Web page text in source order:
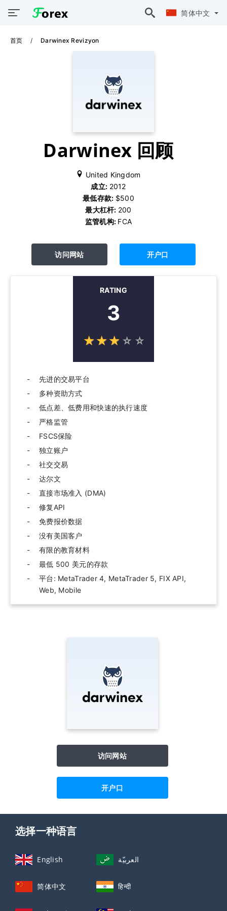
简体中文
首页 Darwinex Revizyon
Darwinex 回顾
United Kingdom
成立: 2012
最低存款: $500
最大杠杆: 200
监管机构: FCA
访问网站 开户口
RATING
3
☆☆☆ ☆ ☆
★★★ ★ ★
先进的交易平台
多种资助方式
低点差、低费用和快速的执行速度
严格监管
FSCS保险
独立账户
社交交易
达尔文
直接市场准入 (DMA)
修复API
免费报价数据
没有美国客户
有限的教育材料
最低 500 美元的存款
平台: MetaTrader 4, MetaTrader 5, FIX API,
Web, Mobile
访问网站
开户口
选择一种语言
English العربيّة
简体中文 हिन्दी